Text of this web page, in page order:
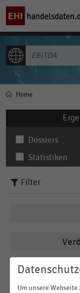
Home
Dossiers
Statistiken
Filter
Bau- und
Um unsere